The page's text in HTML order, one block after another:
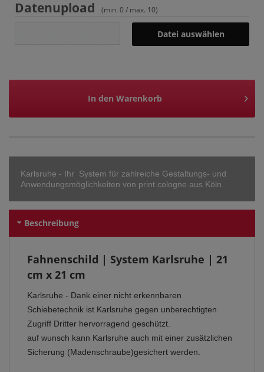
Datenupload (min. 0 / max. 10)
Datei auswählen
In den Warenkorb
Karlsruhe - Ihr System für zahlreiche Gestaltungs- und
Anwendungsmöglichkeiten von print.cologne aus Köln.
Beschreibung
Fahnenschild | System Karlsruhe | 21
cm x 21 cm
Karlsruhe - Dank einer nicht erkennbaren
Schiebetechnik ist Karlsruhe gegen unberechtigten
Zugriff Dritter hervorragend geschützt.
auf wunsch kann Karlsruhe auch mit einer zusätzlichen
Sicherung (Madenschraube)gesichert werden.